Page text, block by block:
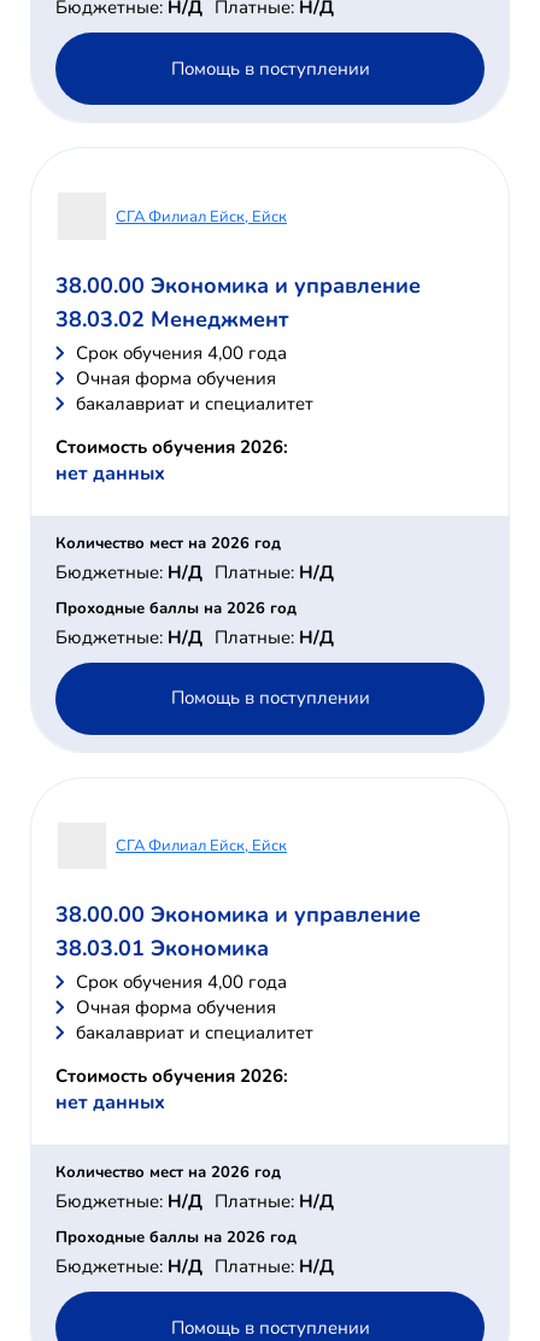
Бюджетные: Н/Д Платные: Н/Д
Помощь в поступлении
СГА Филиал Ейск, Ейск
38.00.00 Экономика и управление
38.03.02 Менеджмент
Cрок обучения 4,00 года
Очная форма обучения
бакалавриат и специалитет
Стоимость обучения 2026:
нет данных
Количество мест на 2026 год
Бюджетные: Н/Д Платные: Н/Д
Проходные баллы на 2026 год
Бюджетные: Н/Д Платные: Н/Д
Помощь в поступлении
СГА Филиал Ейск, Ейск
38.00.00 Экономика и управление
38.03.01 Экономика
Cрок обучения 4,00 года
Очная форма обучения
бакалавриат и специалитет
Стоимость обучения 2026:
нет данных
Количество мест на 2026 год
Бюджетные: Н/Д Платные: Н/Д
Проходные баллы на 2026 год
Бюджетные: Н/Д Платные: Н/Д
Помощь в поступлении